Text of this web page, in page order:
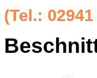
(Tel.: